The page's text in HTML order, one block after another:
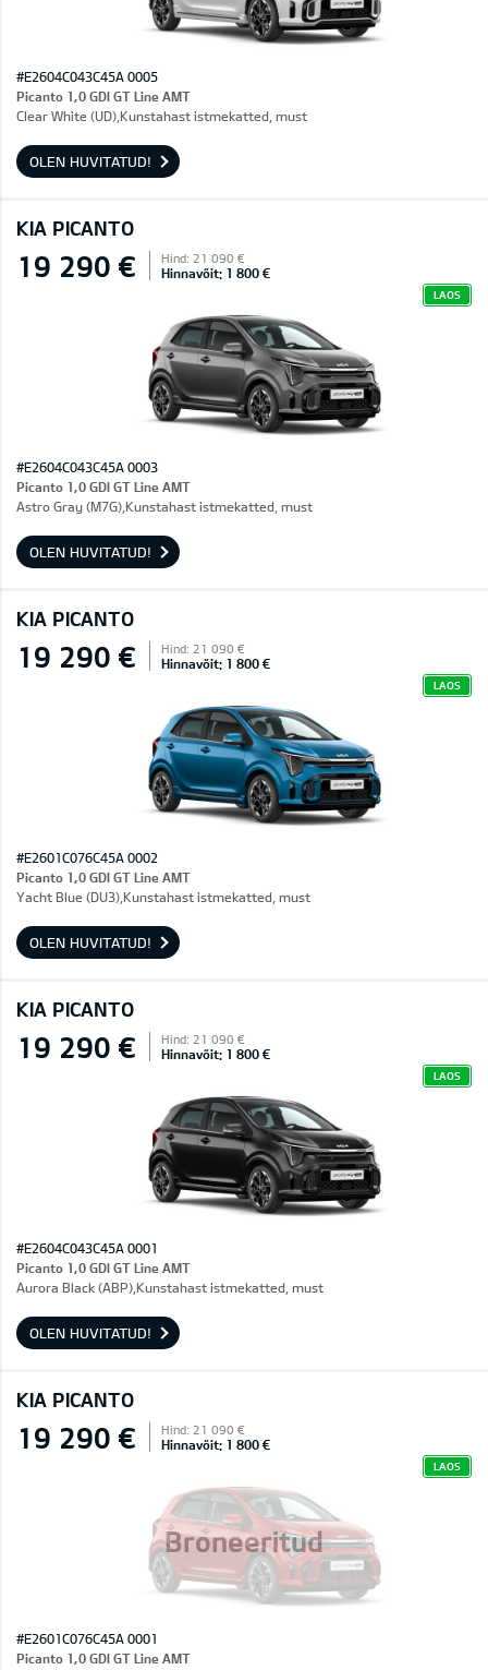
#E2604C043C45A 0005
Picanto 1,0 GDI GT Line AMT
Clear White (UD),Kunstahast istmekatted, must
OLEN HUVITATUD!
KIA PICANTO
19 290 € Hind: 21 090 €
Hinnavõit: 1 800 €
LAOS
#E2604C043C45A 0003
Picanto 1,0 GDI GT Line AMT
Astro Gray (M7G),Kunstahast istmekatted, must
OLEN HUVITATUD!
KIA PICANTO
19 290 € Hind: 21 090 €
Hinnavõit: 1 800 €
LAOS
#E2601C076C45A 0002
Picanto 1,0 GDI GT Line AMT
Yacht Blue (DU3),Kunstahast istmekatted, must
OLEN HUVITATUD!
KIA PICANTO
19 290 € Hind: 21 090 €
Hinnavõit: 1 800 €
LAOS
#E2604C043C45A 0001
Picanto 1,0 GDI GT Line AMT
Aurora Black (ABP),Kunstahast istmekatted, must
OLEN HUVITATUD!
KIA PICANTO
Broneeritud
19 290 € Hind: 21 090 €
Hinnavõit: 1 800 €
LAOS
#E2601C076C45A 0001
Picanto 1,0 GDI GT Line AMT